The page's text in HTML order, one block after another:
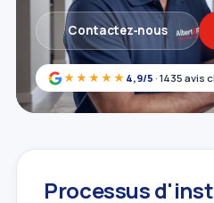
★★★★★ 4,9/5 · 1435 avis
Contactez‑nous
Processus